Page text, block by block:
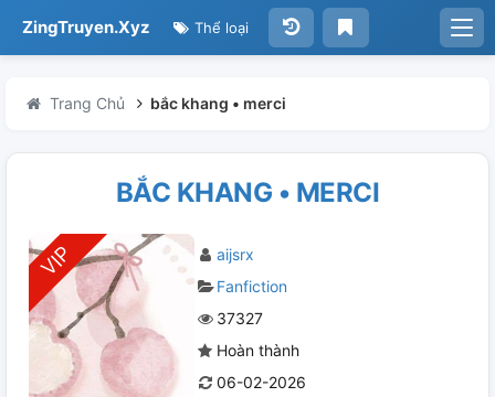
ZingTruyen.Xyz Thể loại
Trang Chủ bắc khang • merci
BẮC KHANG • MERCI
aijsrx
Fanfiction
37327
Hoàn thành
06-02-2026